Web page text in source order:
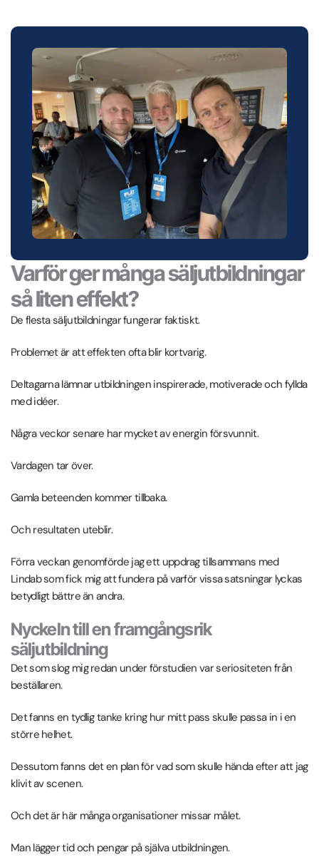
Varför ger många säljutbildningar
så liten effekt?
De flesta säljutbildningar fungerar faktiskt.
Problemet är att effekten ofta blir kortvarig.
Deltagarna lämnar utbildningen inspirerade, motiverade och fyllda
med idéer.
Några veckor senare har mycket av energin försvunnit.
Vardagen tar över.
Gamla beteenden kommer tillbaka.
Och resultaten uteblir.
Förra veckan genomförde jag ett uppdrag tillsammans med
Lindab som fick mig att fundera på varför vissa satsningar lyckas
betydligt bättre än andra.
Nyckeln till en framgångsrik
säljutbildning
Det som slog mig redan under förstudien var seriositeten från
beställaren.
Det fanns en tydlig tanke kring hur mitt pass skulle passa in i en
större helhet.
Dessutom fanns det en plan för vad som skulle hända efter att jag
klivit av scenen.
Och det är här många organisationer missar målet.
Man lägger tid och pengar på själva utbildningen.